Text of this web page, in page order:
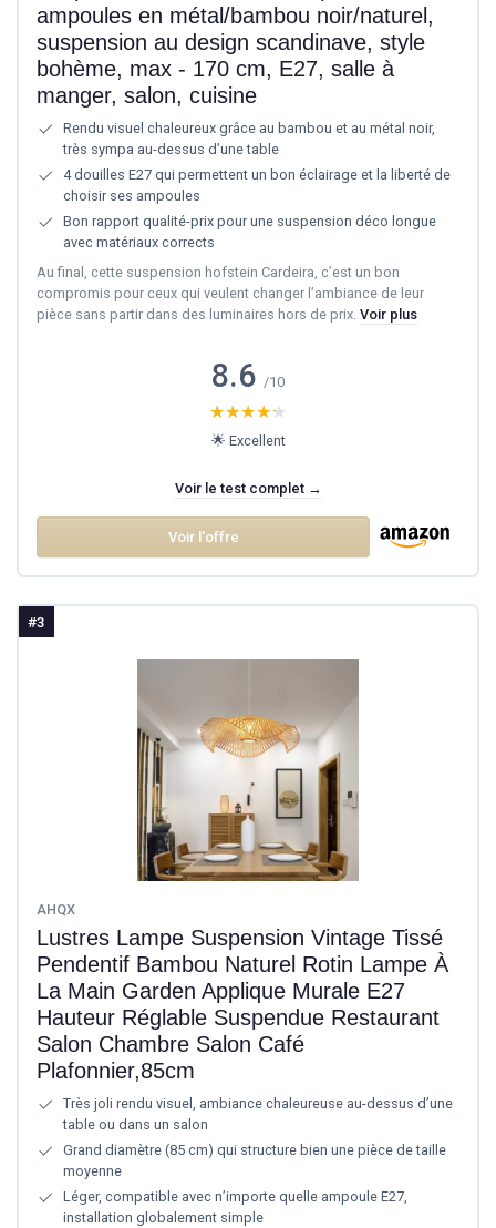
ampoules en métal/bambou noir/naturel,
suspension au design scandinave, style
bohème, max - 170 cm, E27, salle à
manger, salon, cuisine
Rendu visuel chaleureux grâce au bambou et au métal noir,
très sympa au-dessus d’une table
4 douilles E27 qui permettent un bon éclairage et la liberté de
choisir ses ampoules
Bon rapport qualité-prix pour une suspension déco longue
avec matériaux corrects
Au final, cette suspension hofstein Cardeira, c’est un bon
compromis pour ceux qui veulent changer l’ambiance de leur
pièce sans partir dans des luminaires hors de prix. Voir plus
8.6 /10
★★★★★
★★★★★
🌟 Excellent
Voir le test complet →
Voir l'offre
#3
AHQX
Lustres Lampe Suspension Vintage Tissé
Pendentif Bambou Naturel Rotin Lampe À
La Main Garden Applique Murale E27
Hauteur Réglable Suspendue Restaurant
Salon Chambre Salon Café
Plafonnier,85cm
Très joli rendu visuel, ambiance chaleureuse au-dessus d’une
table ou dans un salon
Grand diamètre (85 cm) qui structure bien une pièce de taille
moyenne
Léger, compatible avec n’importe quelle ampoule E27,
installation globalement simple